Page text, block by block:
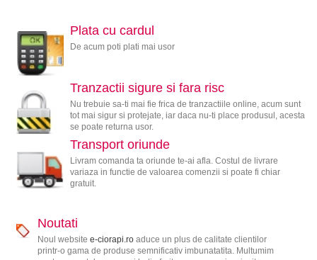
Plata cu cardul
De acum poti plati mai usor
Tranzactii sigure si fara risc
Nu trebuie sa-ti mai fie frica de tranzactiile online, acum sunt
tot mai sigur si protejate, iar daca nu-ti place produsul, acesta
se poate returna usor.
Transport oriunde
Livram comanda ta oriunde te-ai afla. Costul de livrare
variaza in functie de valoarea comenzii si poate fi chiar
gratuit.
Noutati
Noul website e-ciorapi.roaduce un plus de calitate clientilor
printr-o gama de produse semnificativ imbunatatita. Multumim